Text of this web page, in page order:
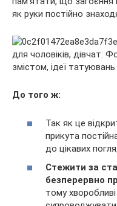
як руки постійно
До того ж:
Так як це
прикута
до цікавих
Стежити за
безперервно
тому